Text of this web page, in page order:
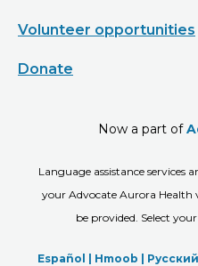
Volunteer opportunities
Donate
Now a part of
Language assistance services
your Advocate Aurora Health
be provided. Select
Español | Hmoob | Русский